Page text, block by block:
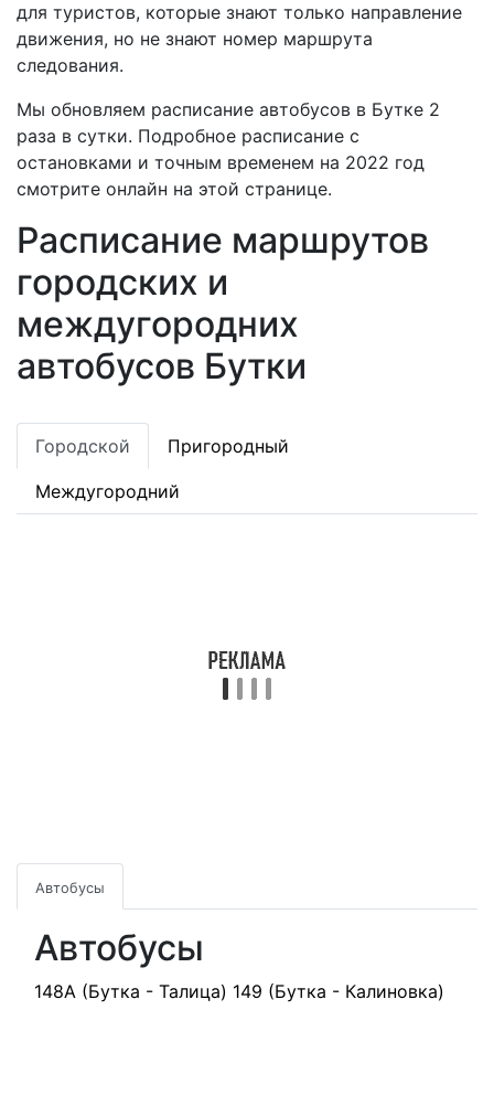
для туристов, которые знают только направление
движения, но не знают номер маршрута
следования.
Мы обновляем расписание автобусов в Бутке 2
раза в сутки. Подробное расписание с
остановками и точным временем на 2022 год
смотрите онлайн на этой странице.
Расписание маршрутов
городских и
междугородних
автобусов Бутки
Городской Пригородный
Междугородний
Автобусы
Автобусы
148А (Бутка - Талица) 149 (Бутка - Калиновка)